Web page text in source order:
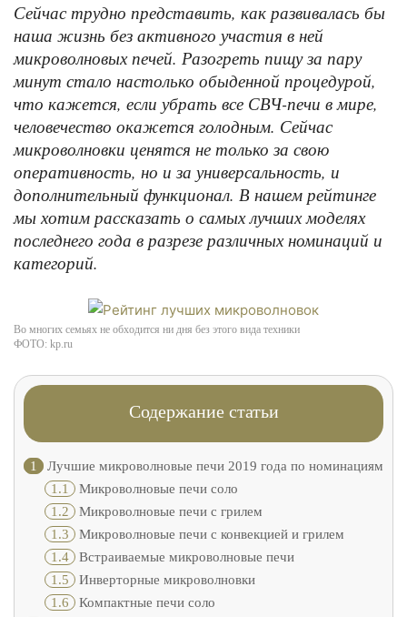
Сейчас трудно представить, как развивалась бы
наша жизнь без активного участия в ней
микроволновых печей. Разогреть пищу за пару
минут стало настолько обыденной процедурой,
что кажется, если убрать все СВЧ-печи в мире,
человечество окажется голодным. Сейчас
микроволновки ценятся не только за свою
оперативность, но и за универсальность, и
дополнительный функционал. В нашем рейтинге
мы хотим рассказать о самых лучших моделях
последнего года в разрезе различных номинаций и
категорий.
Во многих семьях не обходится ни дня без этого вида техники
ФОТО: kp.ru
Содержание статьи
1
Лучшие микроволновые печи 2019 года по номинациям
1.1 Микроволновые печи соло
1.2 Микроволновые печи с грилем
1.3 Микроволновые печи с конвекцией и грилем
1.4 Встраиваемые микроволновые печи
1.5 Инверторные микроволновки
1.6 Компактные печи соло